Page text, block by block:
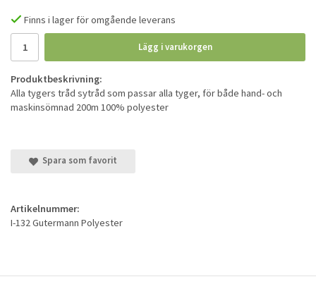
Finns i lager för omgående leverans
Lägg i varukorgen
Produktbeskrivning:
Alla tygers tråd sytråd som passar alla tyger, för både hand- och
maskinsömnad 200m 100% polyester
Spara som favorit
Artikelnummer:
I-132 Gutermann Polyester